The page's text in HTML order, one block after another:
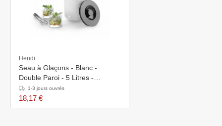
Hendi
Seau à Glaçons - Blanc -
Double Paroi - 5 Litres -
ø190x(H)200mm
1-3 jours ouvrés
18,17 €